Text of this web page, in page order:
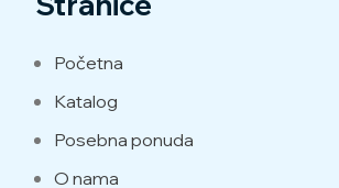
Početna
Katalog
Posebna ponuda
O nama